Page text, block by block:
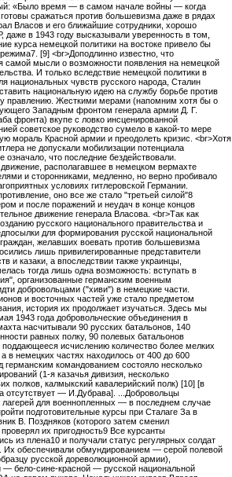
«Было время — в самом начале войны — когда
сражаться против большевизма даже в рядах
Власов и его ближайшие сотрудники, хорошо
в 1943 году высказывали уверенность в том,
курса немецкой политики на востоке привело бы
[9] <br>Доподлинно известно, что
самой мысли о возможности появления на немецкой
И только вследствие немецкой политики в
национальных чувств русского народа, Сталин
национальную идею на службу борьбе против
правлению. Жесткими мерами (напомним хотя бы о
Западным фронтом генерала армии Д. Г.
фронта) вкупе с ловко инсценированной
советское руководство сумело в какой-то мере
мораль Красной армии и преодолеть кризис. <br>Хотя
не допускали мобилизации потенциала
означало, что последние бездействовали.
движение, располагавшее в немецком вермахте
и сторонниками, медленно, но верно пробивало
условиях гитлеровской Германии.
оно все же стало "третьей силой"8
и после поражений и неудач в конце концов
движение генерала Власова. <br>Так как
русского национального правительства и
для формирования русской национальной
желавших воевать против большевизма
лишь привилегированные представители
и казаки, а впоследствии также украинцы,
тогда лишь одна возможность: вступать в
организованные германским военным
добровольцами ("хиви") в немецкие части.
и восточных частей уже стало предметом
история их продолжает изучаться. Здесь мы
1943 года добровольческие объединения в
насчитывали 90 русских батальонов, 140
равных полку, 90 полевых батальонов
поддающееся исчислению количество более мелких
в немецких частях находилось от 400 до 600
германским командованием состояло несколько
(1-я казачья дивизия, несколько
полков, калмыкский кавалерийский полк) [10] [в
отсутствует — И.Дубрава]. ...Добровольцы
для военнопленных — в последнем случае
подготовительные курсы при Сталаге За в
В. Поздняков (которого затем сменил
их пригодность9 Все курсанты
из плена10 и получали статус регулярных солдат
Их обеспечивали обмундированием — серой полевой
русской дореволюционной армии),
— бело-сине-красной — русской национальной